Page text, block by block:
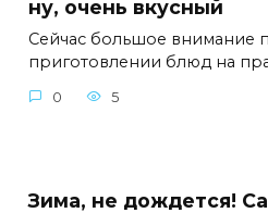
ну, очень вкусный
Сейчас большое внимание
приготовлении блюд на
0 5
Зима, не дождется!